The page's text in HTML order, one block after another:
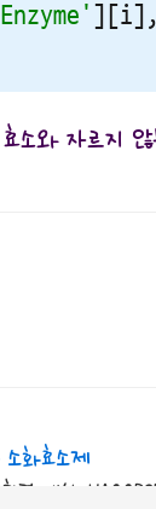
][i],
소와 자르지
화효소제
경 개선. HACCP